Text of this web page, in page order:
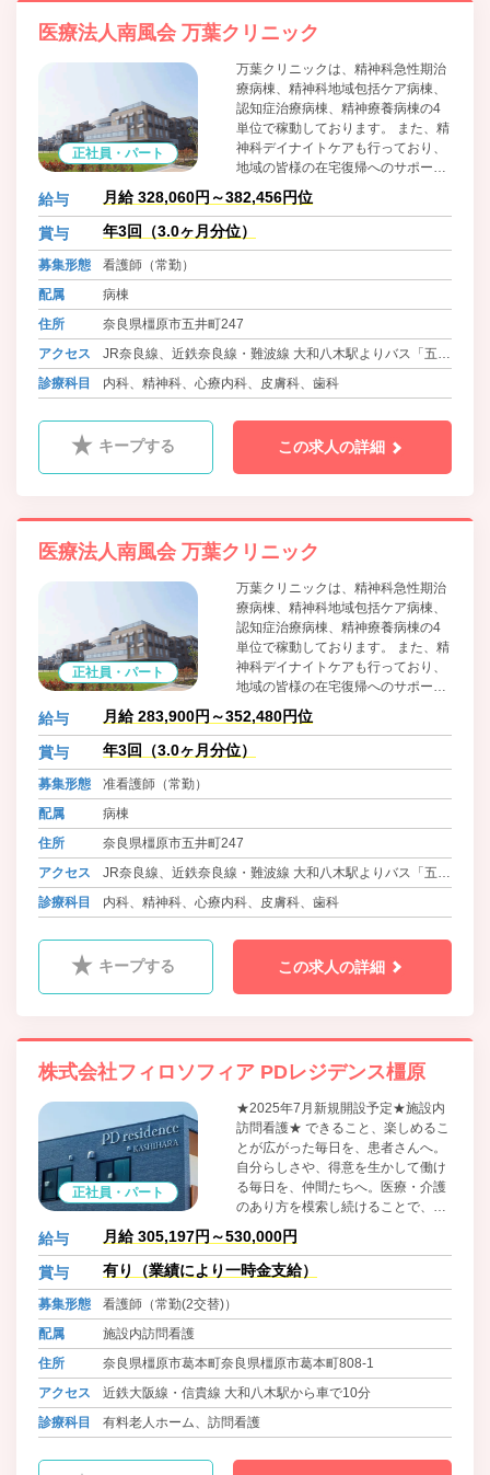
医療法人南風会 万葉クリニック
正社員・パート
万葉クリニックは、精神科急性期治
療病棟、精神科地域包括ケア病棟、
認知症治療病棟、精神療養病棟の4
単位で稼動しております。 また、精
神科デイナイトケアも行っており、
地域の皆様の在宅復帰へのサポート
にも力を注いでおります。
給与 月給 328,060円～382,456円位
賞与 年3回（3.0ヶ月分位）
募集形態
看護師（常勤）
配属
病棟
住所
奈良県橿原市五井町247
アクセス
JR奈良線、近鉄奈良線・難波線 大和八木駅よりバス「五
井」下車 徒歩5分
診療科目 内科、精神科、心療内科、皮膚科、歯科
キープする この求人の詳細
医療法人南風会 万葉クリニック
正社員・パート
万葉クリニックは、精神科急性期治
療病棟、精神科地域包括ケア病棟、
認知症治療病棟、精神療養病棟の4
単位で稼動しております。 また、精
神科デイナイトケアも行っており、
地域の皆様の在宅復帰へのサポート
にも力を注いでおります。
給与 月給 283,900円～352,480円位
賞与 年3回（3.0ヶ月分位）
募集形態
准看護師（常勤）
配属
病棟
住所
奈良県橿原市五井町247
アクセス
JR奈良線、近鉄奈良線・難波線 大和八木駅よりバス「五
井」下車 徒歩5分
診療科目 内科、精神科、心療内科、皮膚科、歯科
キープする この求人の詳細
株式会社フィロソフィア PDレジデンス橿原
正社員・パート
★2025年7月新規開設予定★施設内
訪問看護★ できること、楽しめるこ
とが広がった毎日を、患者さんへ。
自分らしさや、得意を生かして働け
る毎日を、仲間たちへ。医療・介護
のあり方を模索し続けることで、フ
ィロソフィアは関わる全ての人に向
け、「善く生きる」人生を届けてい
きます。
給与 月給 305,197円～530,000円
賞与 有り（業績により一時金支給）
募集形態
看護師（常勤(2交替)）
配属
施設内訪問看護
住所
奈良県橿原市葛本町奈良県橿原市葛本町808-1
アクセス
近鉄大阪線・信貴線 大和八木駅から車で10分
診療科目
有料老人ホーム、訪問看護